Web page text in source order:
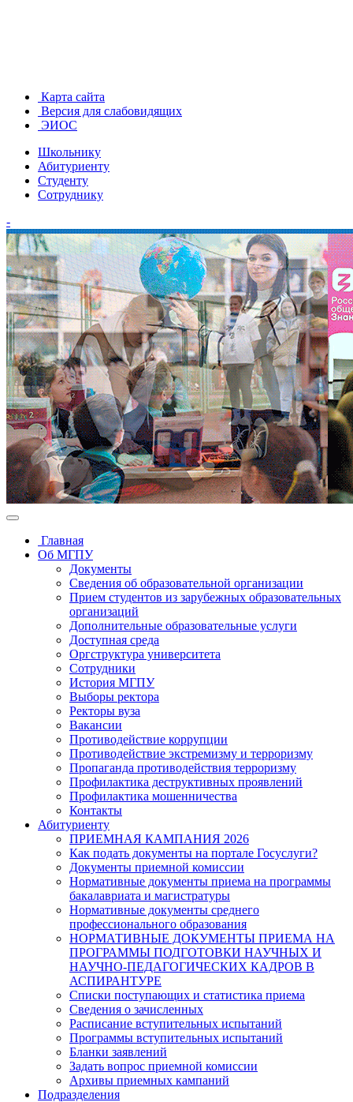
Карта сайта
Версия для слабовидящих
ЭИОС
Школьнику
Абитуриенту
Студенту
Сотруднику
-
Главная
Об МГПУ
Документы
Сведения об образовательной организации
Прием студентов из зарубежных образовательных
организаций
Дополнительные образовательные услуги
Доступная среда
Оргструктура университета
Сотрудники
История МГПУ
Выборы ректора
Ректоры вуза
Вакансии
Противодействие коррупции
Противодействие экстремизму и терроризму
Пропаганда противодействия терроризму
Профилактика деструктивных проявлений
Профилактика мошенничества
Контакты
Абитуриенту
ПРИЕМНАЯ КАМПАНИЯ 2026
Как подать документы на портале Госуслуги?
Документы приемной комиссии
Нормативные документы приема на программы
бакалавриата и магистратуры
Нормативные документы среднего
профессионального образования
НОРМАТИВНЫЕ ДОКУМЕНТЫ ПРИЕМА НА
ПРОГРАММЫ ПОДГОТОВКИ НАУЧНЫХ И
НАУЧНО-ПЕДАГОГИЧЕСКИХ КАДРОВ В
АСПИРАНТУРЕ
Списки поступающих и статистика приема
Сведения о зачисленных
Расписание вступительных испытаний
Программы вступительных испытаний
Бланки заявлений
Задать вопрос приемной комиссии
Архивы приемных кампаний
Подразделения